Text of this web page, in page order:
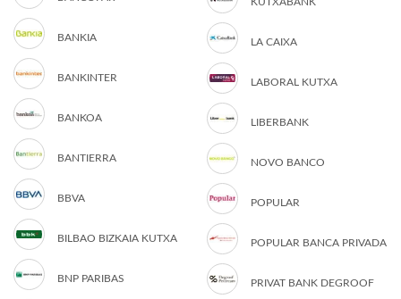
BANKIA
BANKINTER
BANKOA
BANTIERRA
BBVA
BILBAO BIZKAIA KUTXA
BNP PARIBAS
LA CAIXA
LABORAL KUTXA
LIBERBANK
NOVO BANCO
POPULAR
POPULAR BANCA PRIVADA
PRIVAT BANK DEGROOF